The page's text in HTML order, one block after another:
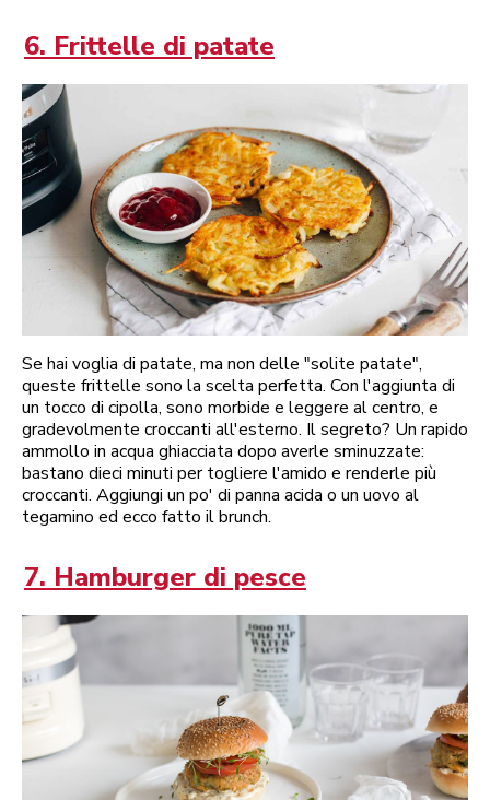
6. Frittelle di patate
Se hai voglia di patate, ma non delle "solite patate",
queste frittelle sono la scelta perfetta. Con l'aggiunta di
un tocco di cipolla, sono morbide e leggere al centro, e
gradevolmente croccanti all'esterno. Il segreto? Un rapido
ammollo in acqua ghiacciata dopo averle sminuzzate:
bastano dieci minuti per togliere l'amido e renderle più
croccanti. Aggiungi un po' di panna acida o un uovo al
tegamino ed ecco fatto il brunch.
7. Hamburger di pesce